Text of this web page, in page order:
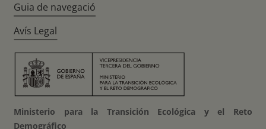
Guia de navegació
Avís Legal
Ministerio para la Transición Ecológica y el Reto
Demográfico